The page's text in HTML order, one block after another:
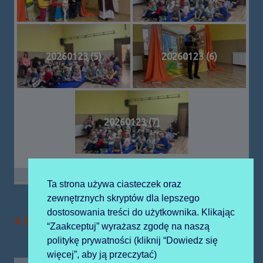
20260123 (5) 20260123 (6)
20260123 (7)
Nawigacja
wpisu
Poprzedni
artykół
2026-01-21 msza
Następny
artykół:
2026-01-26 lekarz
Ta strona używa ciasteczek oraz
zewnętrznych skryptów dla lepszego
dostosowania treści do użytkownika. Klikając
“Zaakceptuj” wyrażasz zgodę na naszą
politykę prywatności (kliknij “Dowiedz się
więcej”, aby ją przeczytać)